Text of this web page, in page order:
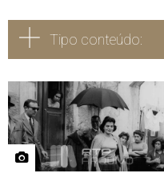
Tipo conteúdo:
Todos Vídeo